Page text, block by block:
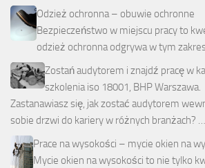
Odzież ochronna – obuwie ochronne
Bezpieczeństwo w miejscu pracy to
odzież ochronna odgrywa w tym
Zostań audytorem i znajdź pracę w
szkolenia iso 18001, BHP Warszawa.
Zastanawiasz się, jak zostać audytorem
sobie drzwi do kariery w różnych branżach? …
Prace na wysokości – mycie okien na
Mycie okien na wysokości to nie tylko